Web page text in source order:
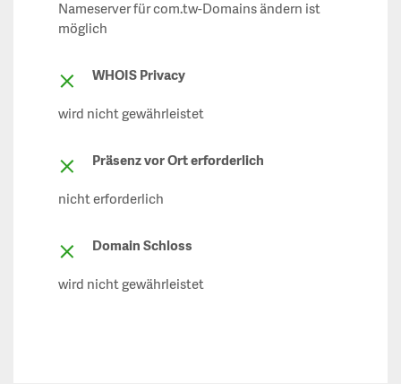
Nameserver für com.tw-Domains ändern ist
möglich
WHOIS Privacy
wird nicht gewährleistet
Präsenz vor Ort erforderlich
nicht erforderlich
Domain Schloss
wird nicht gewährleistet